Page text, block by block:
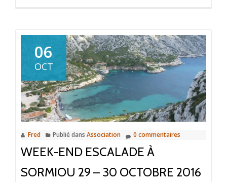
06
OCT
Fred Publié dans Association 0 commentaires
WEEK-END ESCALADE À
SORMIOU 29 – 30 OCTOBRE 2016